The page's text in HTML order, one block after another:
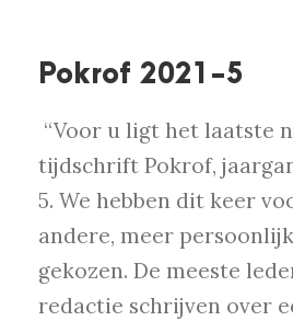
Pokrof 2021-5
“Voor u ligt het laatste
tijdschrift Pokrof,
5. We hebben dit keer
andere, meer
gekozen. De meeste
redactie schrijven over